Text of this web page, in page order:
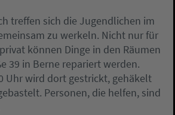
treffen sich die Jugendlichen im
zu werkeln. Nicht nur für
können Dinge in den Räumen
39 in Berne repariert werden.
Uhr wird dort gestrickt, gehäkelt
Personen, die helfen, sind